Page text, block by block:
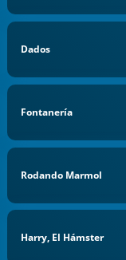
Dados
Fontanería
Rodando Marmol
Harry, El Hámster